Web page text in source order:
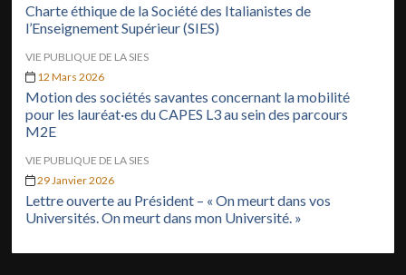
Charte éthique de la Société des Italianistes de
l’Enseignement Supérieur (SIES)
VIE PUBLIQUE DE LA SIES
12 Mars 2026
Motion des sociétés savantes concernant la mobilité
pour les lauréat·es du CAPES L3 au sein des parcours
M2E
VIE PUBLIQUE DE LA SIES
29 Janvier 2026
Lettre ouverte au Président – « On meurt dans vos
Universités. On meurt dans mon Université. »